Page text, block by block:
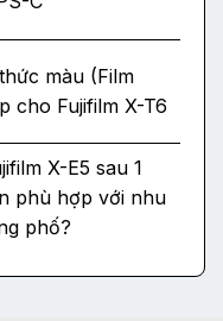
màu (Film
cho Fujifilm X-T6
X-E5 sau 1
phù hợp với nhu
phố?